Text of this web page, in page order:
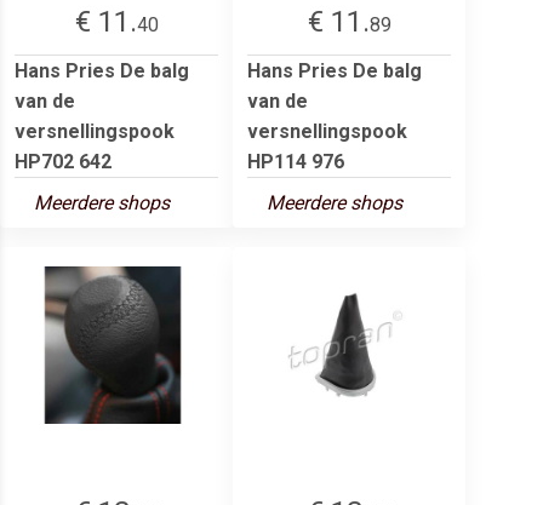
€ 11.40
Hans Pries De balg
van de
versnellingspook
HP702 642
Meerdere shops
€ 11.89
Hans Pries De balg
van de
versnellingspook
HP114 976
Meerdere shops